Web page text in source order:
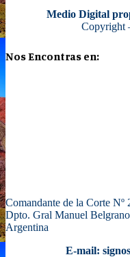
Medio Digital
Copyright
Nos Encontras en:
Comandante de la Corte
Dpto. Gral Manuel
Argentina
E-mail: